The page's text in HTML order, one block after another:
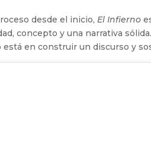
desde el inicio,El Infierno
concepto y una narrativa
en construir un discurso y